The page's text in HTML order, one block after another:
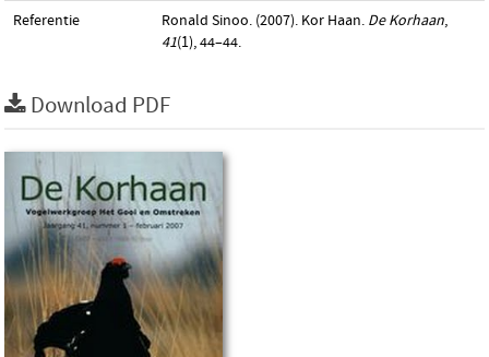
Referentie Ronald Sinoo. (2007). Kor Haan. De Korhaan,
41(1), 44–44.
Download PDF